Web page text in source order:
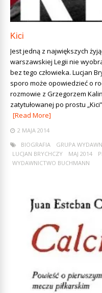
Kici
Jest jedną z największych
warszawskiej Legii nie
bez tego człowieka. Lucjan
sporo może opowiedzieć o
rozmowie z Grzegorzem
zatytułowanej po prostu
[Read More]
2 MAJA 2014
BIOGRAFIA
GRUPA
LUCJAN BRYCHCZY
MAJ 2014
WYDAWNICTWO BUCHMANN